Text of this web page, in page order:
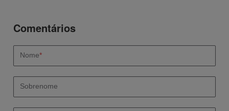
Nome*
Sobrenome